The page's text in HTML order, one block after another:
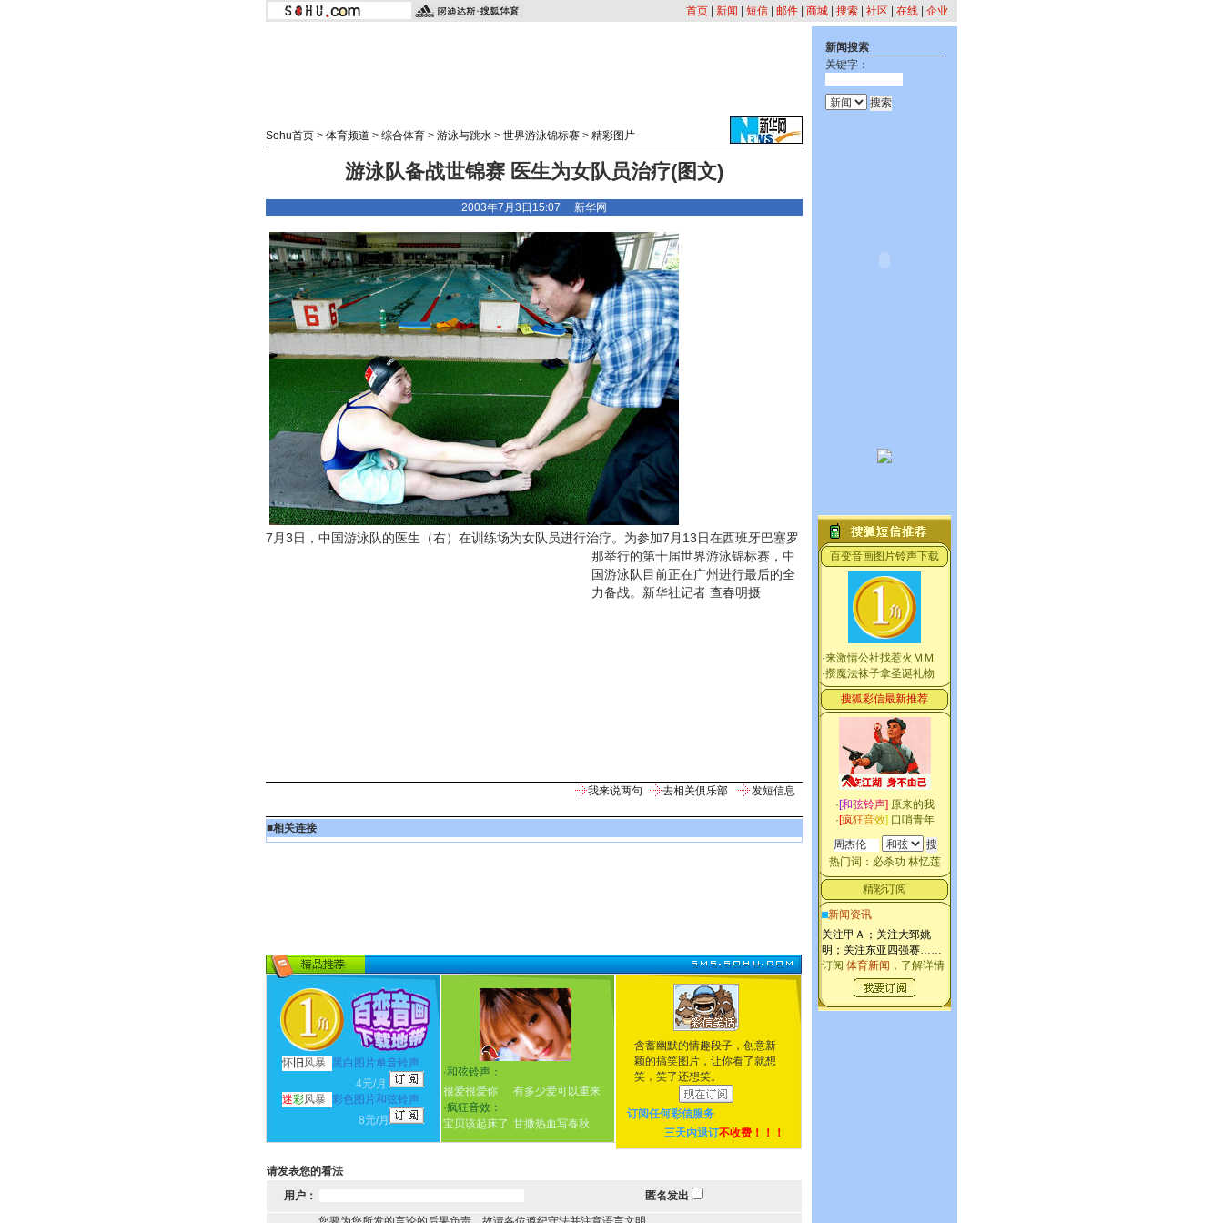
首页 新闻 短信 邮件 商城 搜索 社区 在线 企业
Sohu首页 > 体育频道 > 综合体育 > 游泳与跳水 > 世界游泳锦标赛 > 精彩图片
游泳队备战世锦赛 医生为女队员治疗(图文)
2003年7月3日15:07 新华网
7月3日，中国游泳队的医生（右）在训练场为女队员进行治疗。 为参加7月13日在西班牙巴塞罗
那举行的第十届世界游泳锦标赛，中
国游泳队目前正在广州进行最后的全
力备战。新华社记者 查春明摄
我来说两句 去相关俱乐部 发短信息
■相关连接
怀 旧 风暴
黑白图片单音铃声
4元/月
迷彩风暴 彩色图片和弦铃声
8元/月
·和弦铃声：
很爱很爱你
有多少爱可以重来
·疯狂音效：
宝贝该起床了 甘撒热血写春秋
含蓄幽默的情趣段子，创意新
颖的搞笑图片，让你看了就想
笑，笑了还想笑。
订阅任何彩信服务
三天内退订不收费！！！
请发表您的看法
用户：
匿名发出
新闻搜索
关键字：
百变音画图片铃声下载
·来激情公社找惹火ＭＭ
·攒魔法袜子拿圣诞礼物
搜狐彩信最新推荐
·[和弦铃声] 原来的我
·[疯狂音效] 口哨青年
热门词： 必杀功 林忆莲
精彩订阅
新闻资讯
关注甲Ａ；关注大郅姚
明；关注东亚四强赛……
订阅 体育新闻 ，了解详情